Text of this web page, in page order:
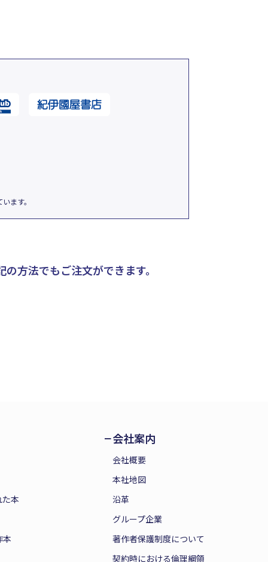
ます。
方法でもご注文ができます。
本
本
会社案内
会社概要
本社地図
沿革
グループ企業
著作者保護制度について
契約時における倫理綱領